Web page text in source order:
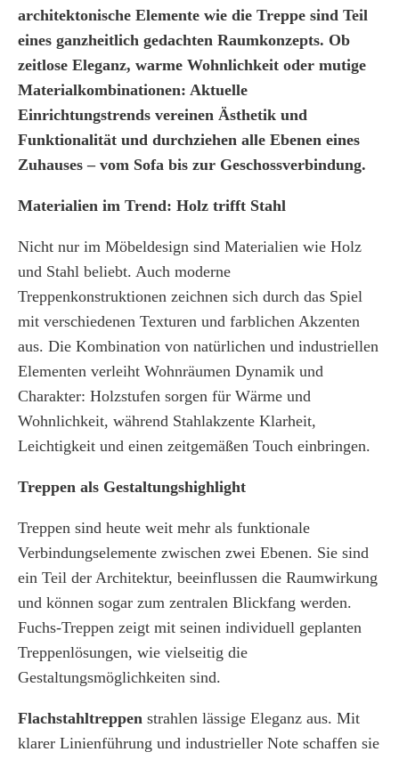
architektonische Elemente wie die Treppe sind Teil
eines ganzheitlich gedachten Raumkonzepts. Ob
zeitlose Eleganz, warme Wohnlichkeit oder mutige
Materialkombinationen: Aktuelle
Einrichtungstrends vereinen Ästhetik und
Funktionalität und durchziehen alle Ebenen eines
Zuhauses – vom Sofa bis zur Geschossverbindung.
Materialien im Trend: Holz trifft Stahl
Nicht nur im Möbeldesign sind Materialien wie Holz
und Stahl beliebt. Auch moderne
Treppenkonstruktionen zeichnen sich durch das Spiel
mit verschiedenen Texturen und farblichen Akzenten
aus. Die Kombination von natürlichen und industriellen
Elementen verleiht Wohnräumen Dynamik und
Charakter: Holzstufen sorgen für Wärme und
Wohnlichkeit, während Stahlakzente Klarheit,
Leichtigkeit und einen zeitgemäßen Touch einbringen.
Treppen als Gestaltungshighlight
Treppen sind heute weit mehr als funktionale
Verbindungselemente zwischen zwei Ebenen. Sie sind
ein Teil der Architektur, beeinflussen die Raumwirkung
und können sogar zum zentralen Blickfang werden.
Fuchs-Treppen zeigt mit seinen individuell geplanten
Treppenlösungen, wie vielseitig die
Gestaltungsmöglichkeiten sind.
Flachstahltreppen strahlen lässige Eleganz aus. Mit
klarer Linienführung und industrieller Note schaffen sie